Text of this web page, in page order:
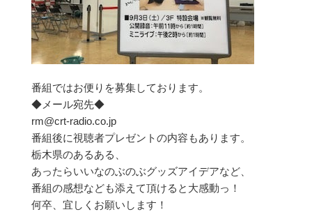
番組ではお便りを募集しております。
◆メール宛先◆
rm@crt-radio.co.jp
番組後に視聴者プレゼントの内容もあります。
栃木県のあるある、
あったらいいなのぶのぶグッズアイデアなど、
番組の感想なども添えて頂けると大感動っ！
何卒、宜しくお願いします！